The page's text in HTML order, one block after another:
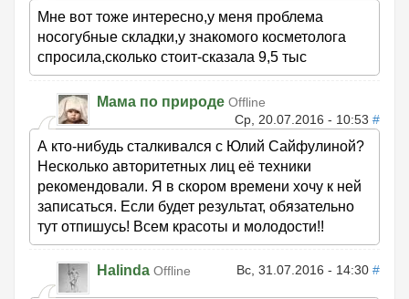
Мне вот тоже интересно,у меня проблема
носогубные складки,у знакомого косметолога
спросила,сколько стоит-сказала 9,5 тыс
Мама по природе Offline
Ср, 20.07.2016 - 10:53 #
А кто-нибудь сталкивался с Юлий Сайфулиной?
Несколько авторитетных лиц её техники
рекомендовали. Я в скором времени хочу к ней
записаться. Если будет результат, обязательно
тут отпишусь! Всем красоты и молодости!!
Halinda Offline Вс, 31.07.2016 - 14:30 #